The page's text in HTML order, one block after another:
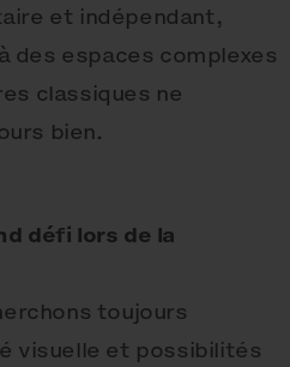
et indépendant,
des espaces complexes
classiques ne
bien.
défi lors de la
toujours
visuelle et possibilités